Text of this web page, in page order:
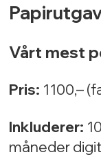
Vårt mest
Pris: 1100,–
Inkluderer:
måneder